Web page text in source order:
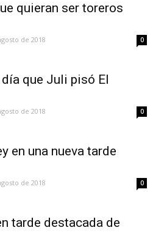
quieran ser toreros
de 2018 0
que Juli pisó El
de 2018 0
en una nueva tarde
de 2018 0
tarde destacada de